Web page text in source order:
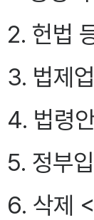
2. 헌법
3. 법제
4. 법령
5. 정부
6. 삭제